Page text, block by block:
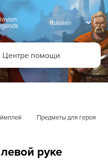
Предметы для героя
руке